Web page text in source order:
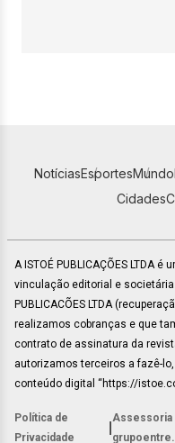
NotíciasEsportesMundo
Cidades
A ISTOÉ PUBLICAÇÕES LTDA
vinculação editorial e societária
PUBLICACÕES LTDA
realizamos cobranças e que
contrato de assinatura da
autorizamos terceiros a fazê-
conteúdo digital “https://
Política de
Privacidade
Assessoria